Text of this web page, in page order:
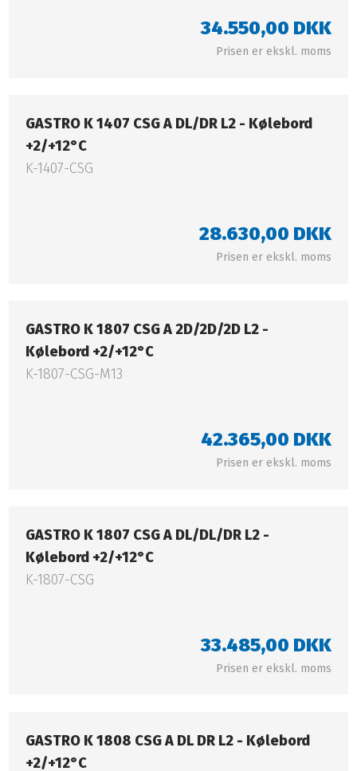
34.550,00 DKK​
Prisen er ekskl. moms​
GASTRO K 1407 CSG A DL/DR L2 - Kølebord
+2/+12°C​
K-1407-CSG
28.630,00 DKK​
Prisen er ekskl. moms​
GASTRO K 1807 CSG A 2D/2D/2D L2 -
Kølebord +2/+12°C​​
K-1807-CSG-M13
42.365,00 DKK​
Prisen er ekskl. moms​
GASTRO K 1807 CSG A DL/DL/DR L2 -
Kølebord +2/+12°C​​​
K-1807-CSG
33.485,00 DKK​
Prisen er ekskl. moms​
GASTRO K 1808 CSG A DL DR L2 - Kølebord
+2/+12°C​​​